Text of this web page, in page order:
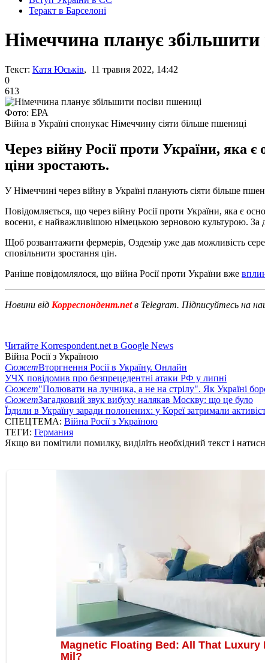
Теракт в Барселоні
Німеччина планує збільшити
Текст: Катя Юськів, 11 травня 2022, 14:42
0
613
Фото: ЕРА
Війна в Україні спонукає Німеччину сіяти більше пшениці
Через війну Росії проти України, яка
ціни зростають.
У Німеччині через війну в Україні планують сіяти більше
Повідомляється, що через війну Росії проти України, яка є
восени, є найважливішою німецькою зерновою культурою. За
Щоб розвантажити фермерів, Оздемір уже дав можливість
сповільнити зростання цін.
Раніше повідомлялося, що війна Росії проти України вже
Новини від Корреспондент.netв Telegram. Підписуйтесь на
Читайте Korrespondent.net в Google News
Війна Росії з Україною
СюжетВторгнення Росії в Україну. Онлайн
УЧХ повідомив про безпрецедентні атаки РФ у липні
Сюжет"Полювати на лучника, а не на стрілу". Як Україні
СюжетЗагадковий звук вибуху налякав Москву: що це було
Їздили в Україну заради полонених: у Кореї затримали
СПЕЦТЕМА: Війна Росії з Україною
ТЕГИ: Германия
Якщо ви помітили помилку, виділіть необхідний текст і